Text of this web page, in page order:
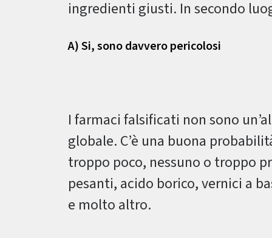
ingredienti giusti. In secondo
A) Si, sono davvero pericolosi
I farmaci falsificati non sono
globale. C’è una buona
troppo poco, nessuno o troppo
pesanti, acido borico, vernici a
e molto altro.